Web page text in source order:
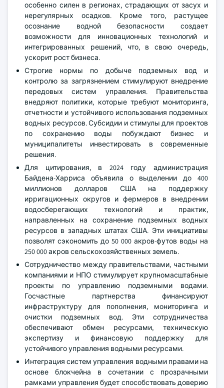
особенно силен в регионах, страдающих от засух и
нерегулярных осадков. Кроме того, растущее
осознание водной безопасности создает
возможности для инновационных технологий и
интегрированных решений, что, в свою очередь,
ускорит рост бизнеса.
Строгие нормы по добыче подземных вод и
контролю за загрязнением стимулируют внедрение
передовых систем управления. Правительства
внедряют политики, которые требуют мониторинга,
отчетности и устойчивого использования подземных
водных ресурсов. Субсидии и стимулы для проектов
по сохранению воды побуждают бизнес и
муниципалитеты инвестировать в современные
решения.
Для цитирования, в 2024 году администрация
Байдена-Харриса объявила о выделении до 400
миллионов долларов США на поддержку
ирригационных округов и фермеров в внедрении
водосберегающих технологий и практик,
направленных на сохранение подземных водных
ресурсов в западных штатах США. Эти инициативы
позволят сэкономить до 50 000 акров-футов воды на
250 000 акров сельскохозяйственных земель.
Сотрудничество между правительствами, частными
компаниями и НПО стимулирует крупномасштабные
проекты по управлению подземными водами.
Госчастные партнерства финансируют
инфраструктуру для пополнения, мониторинга и
очистки подземных вод. Эти сотрудничества
обеспечивают обмен ресурсами, техническую
экспертизу и финансовую поддержку для
устойчивого управления водными ресурсами.
Интеграция систем управления водными правами на
основе блокчейна в сочетании с прозрачными
рамками управления будет способствовать доверию